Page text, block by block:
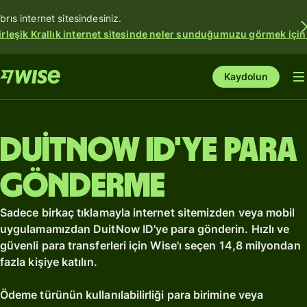
internet sitesindesiniz.
Krallık internet sitesinde neler sunduğumuzu görmek için
Kaydolun
DuitNow ID'ye para
gönderme
Sadece birkaç tıklamayla internet sitemizden veya mobil
uygulamamızdan DuitNow ID'ye para gönderin. Hızlı ve
güvenli para transferleri için Wise'ı seçen 14,8 milyondan
fazla kişiye katılın.
Ödeme türünün kullanılabilirliği para birimine veya